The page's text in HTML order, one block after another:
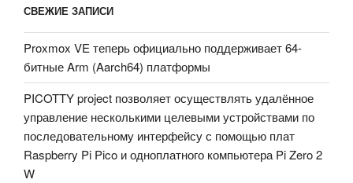
СВЕЖИЕ ЗАПИСИ
Proxmox VE теперь официально поддерживает 64-
битные Arm (Aarch64) платформы
PICOTTY project позволяет осуществлять удалённое
управление несколькими целевыми устройствами по
последовательному интерфейсу с помощью плат
Raspberry Pi Pico и одноплатного компьютера Pi Zero 2
W